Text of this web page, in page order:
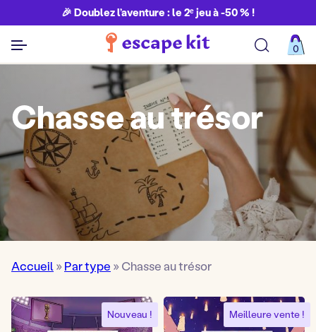
🎉 Doublez l’aventure : le 2ᵉ jeu à -50 % !
0
Chasse au trésor
Accueil»Par type »Chasse au trésor
Nouveau ! Meilleure vente !
Découvrir toutes nos aventures